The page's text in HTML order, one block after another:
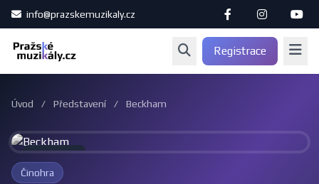
info@prazskemuzikaly.cz
Registrace
Úvod / Představení / Beckham
Činohra